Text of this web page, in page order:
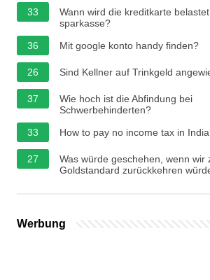
33
Wann wird die kreditkarte belastet
sparkasse?
36
Mit google konto handy finden?
26 Sind Kellner auf Trinkgeld
37
Wie hoch ist die Abfindung bei
Schwerbehinderten?
33
How to pay no income tax in
27
Was würde geschehen, wenn wir
Goldstandard zurückkehren
Werbung